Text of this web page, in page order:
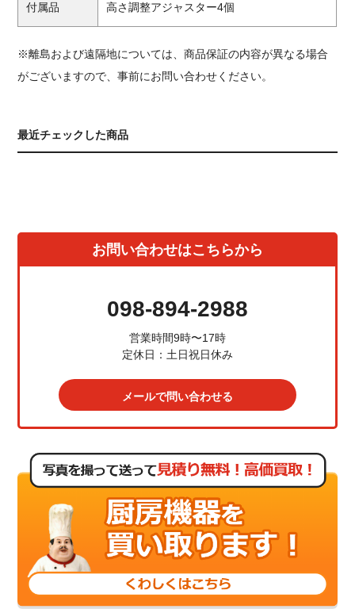
付属品 高さ調整アジャスター4個
※離島および遠隔地については、商品保証の内容が異なる場合
がございますので、事前にお問い合わせください。
最近チェックした商品
お問い合わせはこちらから
098-894-2988
営業時間9時〜17時
定休日：土日祝日休み
メールで問い合わせる